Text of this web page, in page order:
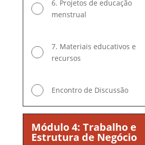
6. Projetos de educação
menstrual
7. Materiais educativos e
recursos
Encontro de Discussão
Módulo 4: Trabalho e
Estrutura de Negócio